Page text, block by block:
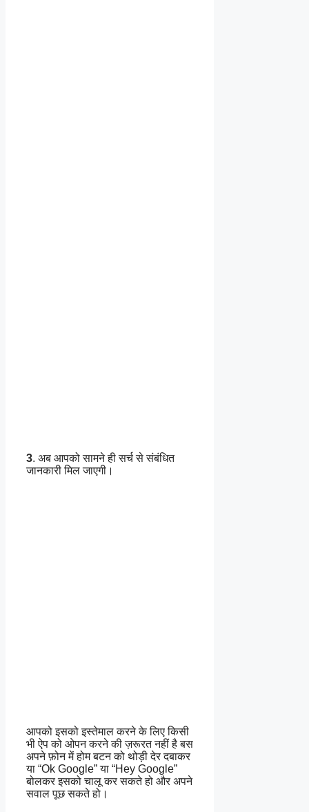
3. अब आपको सामने ही सर्च से संबंधित
जानकारी मिल जाएगी।
आपको इसको इस्तेमाल करने के लिए किसी
भी ऐप को ओपन करने की ज़रूरत नहीं है बस
अपने फ़ोन में होम बटन को थोड़ी देर दबाकर
या “Ok Google” या “Hey Google”
बोलकर इसको चालू कर सकते हो और अपने
सवाल पूछ सकते हो।